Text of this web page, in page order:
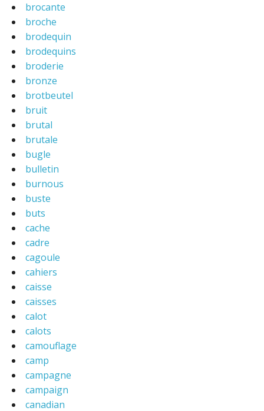
brocante
broche
brodequin
brodequins
broderie
bronze
brotbeutel
bruit
brutal
brutale
bugle
bulletin
burnous
buste
buts
cache
cadre
cagoule
cahiers
caisse
caisses
calot
calots
camouflage
camp
campagne
campaign
canadian